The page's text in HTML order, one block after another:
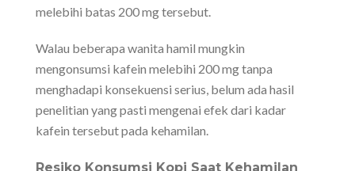
melebihi batas 200 mg tersebut.
Walau beberapa wanita hamil mungkin
mengonsumsi kafein melebihi 200 mg tanpa
menghadapi konsekuensi serius, belum ada hasil
penelitian yang pasti mengenai efek dari kadar
kafein tersebut pada kehamilan.
Resiko Konsumsi Kopi Saat Kehamilan